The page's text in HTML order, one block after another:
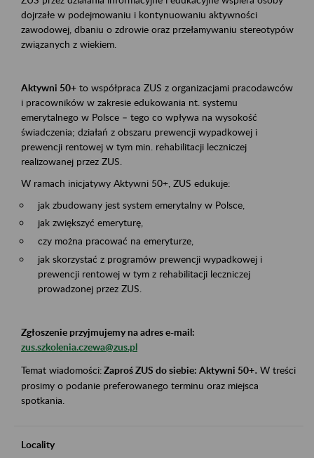
dojrzałe w podejmowaniu i kontynuowaniu aktywności
zawodowej, dbaniu o zdrowie oraz przełamywaniu stereotypów
związanych z wiekiem.
Aktywni 50+ to współpraca ZUS z organizacjami pracodawców
i pracowników w zakresie edukowania nt. systemu
emerytalnego w Polsce – tego co wpływa na wysokość
świadczenia; działań z obszaru prewencji wypadkowej i
prewencji rentowej w tym min. rehabilitacji leczniczej
realizowanej przez ZUS.
W ramach inicjatywy Aktywni 50+, ZUS edukuje:
jak zbudowany jest system emerytalny w Polsce,
jak zwiększyć emeryturę,
czy można pracować na emeryturze,
jak skorzystać z programów prewencji wypadkowej i
prewencji rentowej w tym z rehabilitacji leczniczej
prowadzonej przez ZUS.
Zgłoszenie przyjmujemy na adres e-mail:
zus.szkolenia.czewa@zus.pl
Temat wiadomości:Zaproś ZUS do siebie: Aktywni 50+. W treści
prosimy o podanie preferowanego terminu oraz miejsca
spotkania.
Locality